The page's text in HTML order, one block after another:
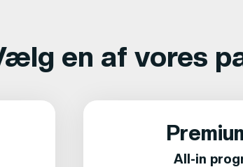
en af vores
All-in